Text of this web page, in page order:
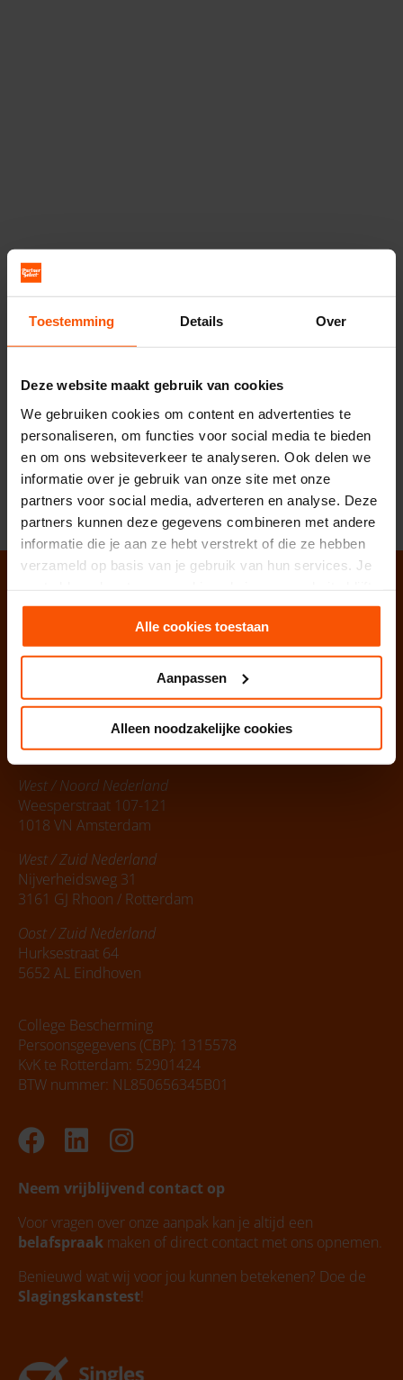
Toestemming Details Over
Deze website maakt gebruik van cookies
We gebruiken cookies om content en advertenties te
personaliseren, om functies voor social media te bieden
en om ons websiteverkeer te analyseren. Ook delen we
informatie over je gebruik van onze site met onze
partners voor social media, adverteren en analyse. Deze
partners kunnen deze gegevens combineren met andere
informatie die je aan ze hebt verstrekt of die ze hebben
verzameld op basis van je gebruik van hun services. Je
gebruiken.
Alle cookies toestaan
Aanpassen
Alleen noodzakelijke cookies
meer geluk in de liefde? Durf deze investering
dan te doen. Neem
deslagingskanstest.
Ontdek de kosten en aanpak
Doe de slagingskanstest
Belafspraak | Slagingskanstest
info@partnerselect.net
PartnerSelect B.V.
Vestigingen:
West / Noord Nederland
Weesperstraat 107-121
1018 VN Amsterdam
West / Zuid Nederland
Nijverheidsweg 31
3161 GJ Rhoon / Rotterdam
Oost / Zuid Nederland
Hurksestraat 64
5652 AL Eindhoven
College Bescherming
Persoonsgegevens (CBP): 1315578
KvK te Rotterdam: 52901424
BTW nummer: NL850656345B01
Facebook
LinkedinInstagram
Neem vrijblijvend contact op
Voor vragen over onze aanpak kan je altijd een
belafspraak maken of direct contact met ons opnemen.
Benieuwd wat wij voor jou kunnen betekenen? Doe de
Slagingskanstest!